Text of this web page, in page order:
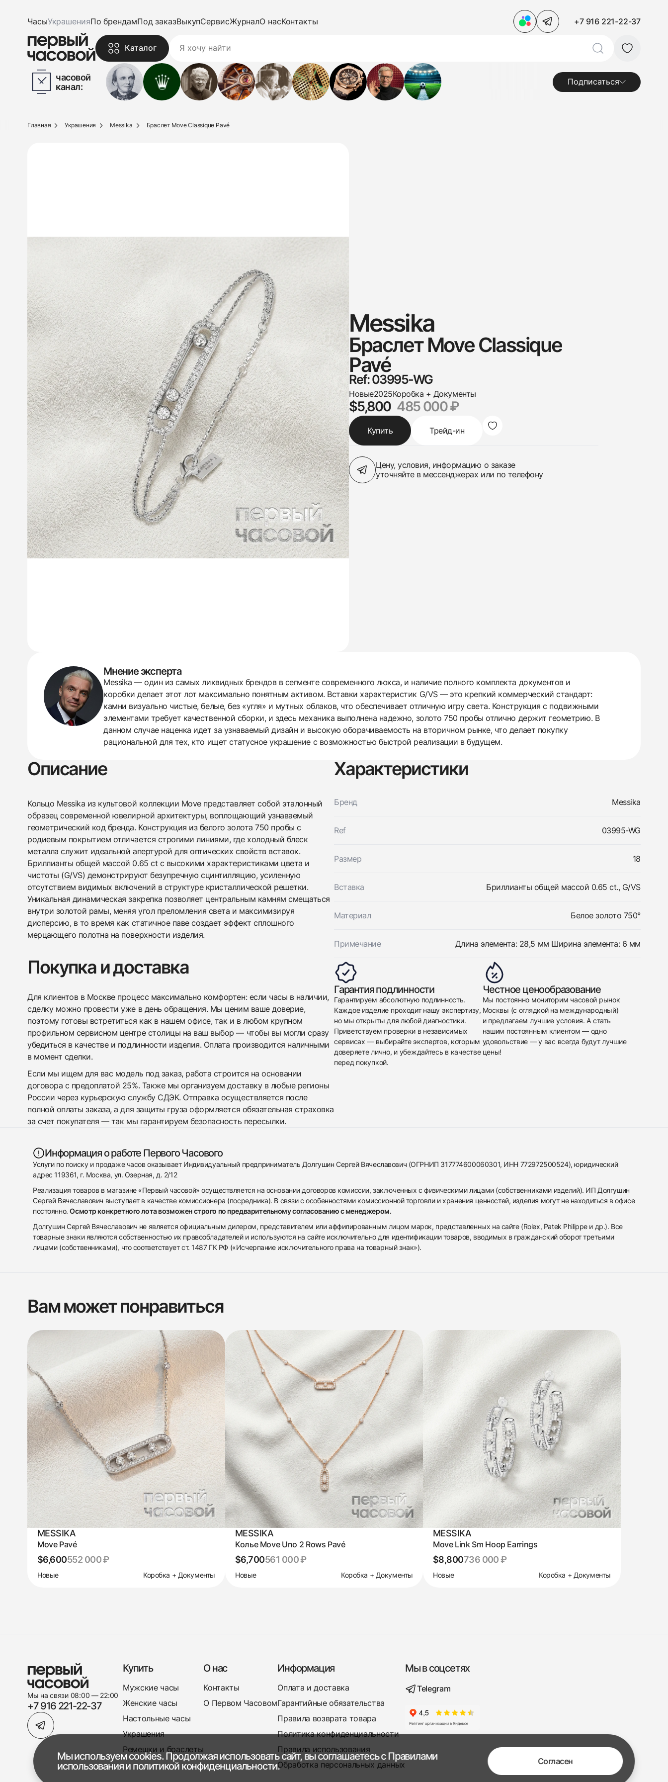
ЧасыУкрашенияПо брендамПод заказВыкупСервисЖурналО насКонтакты +7 916 221-22-37
Каталог
часовой
канал:
Подписаться
438
285
145
142
205
204
195
150
6
Главная Украшения Messika Браслет Move Classique Pavé
Messika
Браслет Move Classique
Pavé
Ref: 03995-WG
Новые2025Коробка + Документы
$5,800 485 000 ₽
Купить Трейд-ин
Цену, условия, информацию о заказе
уточняйте в мессенджерах или по телефону
Мнение эксперта
Messika — один из самых ликвидных брендов в сегменте современного люкса, и наличие полного комплекта документов и
коробки делает этот лот максимально понятным активом. Вставки характеристик G/VS — это крепкий коммерческий стандарт:
камни визуально чистые, белые, без «угля» и мутных облаков, что обеспечивает отличную игру света. Конструкция с подвижными
элементами требует качественной сборки, и здесь механика выполнена надежно, золото 750 пробы отлично держит геометрию. В
данном случае наценка идет за узнаваемый дизайн и высокую оборачиваемость на вторичном рынке, что делает покупку
рациональной для тех, кто ищет статусное украшение с возможностью быстрой реализации в будущем.
Описание
Кольцо Messika из культовой коллекции Move представляет собой эталонный
образец современной ювелирной архитектуры, воплощающий узнаваемый
геометрический код бренда. Конструкция из белого золота 750 пробы с
родиевым покрытием отличается строгими линиями, где холодный блеск
металла служит идеальной апертурой для оптических свойств вставок.
Бриллианты общей массой 0.65 ct с высокими характеристиками цвета и
чистоты (G/VS) демонстрируют безупречную сцинтилляцию, усиленную
отсутствием видимых включений в структуре кристаллической решетки.
Уникальная динамическая закрепка позволяет центральным камням смещаться
внутри золотой рамы, меняя угол преломления света и максимизируя
дисперсию, в то время как статичное паве создает эффект сплошного
мерцающего полотна на поверхности изделия.
Характеристики
Бренд Messika
Ref 03995-WG
Размер 18
Вставка Бриллианты общей массой 0.65 ct., G/VS
Материал Белое золото 750°
Примечание Длина элемента: 28,5 мм Ширина элемента: 6 мм
Покупка и доставка
Для клиентов в Москве процесс максимально комфортен: если часы в наличии,
сделку можно провести уже в день обращения. Мы ценим ваше доверие,
поэтому готовы встретиться как в нашем офисе, так и в любом крупном
профильном сервисном центре столицы на ваш выбор — чтобы вы могли сразу
убедиться в качестве и подлинности изделия. Оплата производится наличными
в момент сделки.
Если мы ищем для вас модель под заказ, работа строится на основании
договора с предоплатой 25%. Также мы организуем доставку в любые регионы
России через курьерскую службу СДЭК. Отправка осуществляется после
полной оплаты заказа, а для защиты груза оформляется обязательная страховка
за счет покупателя — так мы гарантируем безопасность пересылки.
Гарантия подлинности
Гарантируем абсолютную подлинность.
Каждое изделие проходит нашу экспертизу,
но мы открыты для любой диагностики.
Приветствуем проверки в независимых
сервисах — выбирайте экспертов, которым
доверяете лично, и убеждайтесь в качестве
перед покупкой.
Честное ценообразование
Мы постоянно мониторим часовой рынок
Москвы (с оглядкой на международный)
и предлагаем лучшие условия. А стать
нашим постоянным клиентом — одно
удовольствие — у вас всегда будут лучшие
цены!
Информация о работе Первого Часового
Услуги по поиску и продаже часов оказывает Индивидуальный предприниматель Долгушин Сергей Вячеславович (ОГРНИП 317774600060301, ИНН 772972500524), юридический
адрес 119361, г. Москва, ул. Озерная, д. 2/12
Реализация товаров в магазине «Первый часовой» осуществляется на основании договоров комиссии, заключенных с физическими лицами (собственниками изделий). ИП Долгушин
Сергей Вячеславович выступает в качестве комиссионера (посредника). В связи с особенностями комиссионной торговли и хранения ценностей, изделия могут не находиться в офисе
постоянно.Осмотр конкретного лота возможен строго по предварительному согласованию с менеджером.
Долгушин Сергей Вячеславович не является официальным дилером, представителем или аффилированным лицом марок, представленных на сайте (Rolex, Patek Philippe и др.). Все
товарные знаки являются собственностью их правообладателей и используются на сайте исключительно для идентификации товаров, вводимых в гражданский оборот третьими
лицами (собственниками), что соответствует ст. 1487 ГК РФ («Исчерпание исключительного права на товарный знак»).
Купить эти часы
Оставьте ваши контактные данные и мы свяжемся с
вами
Messika
Браслет Move Classique Pavé
Новые Коробка + Документы
$5,800
Оставьте ваши контактные данные и мы свяжемся с
вами
Браслет Move Classique Pavé
НовыеКоробка + Документы
$5,800
Приложите фото ваших часов…
Вам может понравиться
MESSIKA
Move Pavé
$6,600552 000 ₽
Новые Коробка + Документы
MESSIKA
Колье Move Uno 2 Rows Pavé
$6,700561 000 ₽
Новые Коробка + Документы
MESSIKA
Move Link Sm Hoop Earrings
$8,800736 000 ₽
Новые Коробка + Документы
Мы на связи 08:00 — 22:00
+7 916 221-22-37
Купить
Мужские часы
Женские часы
Настольные часы
Украшения
Ремешки и браслеты
О нас
Контакты
О Первом Часовом
Информация
Оплата и доставка
Гарантийные обязательства
Правила возврата товара
Политика конфиденциальности
Правила использования
Обработка персональных данных
Мы в соцсетях
Telegram
Мы используем cookies. Продолжая использовать сайт, вы соглашаетесь сПравилами
использованияи политикой конфиденциальности. Согласен